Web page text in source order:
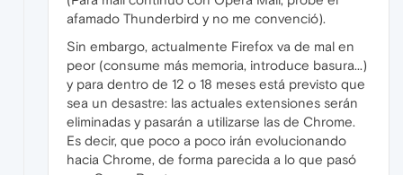
afamado Thunderbird y no me convenció).
Sin embargo, actualmente Firefox va de mal en
peor (consume más memoria, introduce basura...)
y para dentro de 12 o 18 meses está previsto que
sea un desastre: las actuales extensiones serán
eliminadas y pasarán a utilizarse las de Chrome.
Es decir, que poco a poco irán evolucionando
hacia Chrome, de forma parecida a lo que pasó